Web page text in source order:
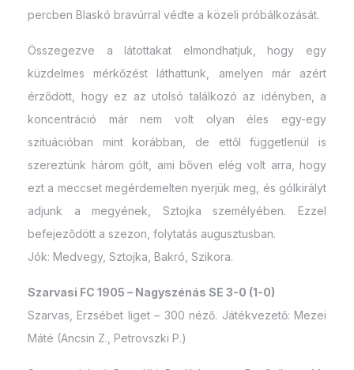
percben Blaskó bravúrral védte a közeli próbálkozását.
Összegezve a látottakat elmondhatjuk, hogy egy
küzdelmes mérkőzést láthattunk, amelyen már azért
érződött, hogy ez az utolsó találkozó az idényben, a
koncentráció már nem volt olyan éles egy-egy
szituációban mint korábban, de ettől függetlenül is
szereztünk három gólt, ami bőven elég volt arra, hogy
ezt a meccset megérdemelten nyerjük meg, és gólkirályt
adjunk a megyének, Sztojka személyében. Ezzel
befejeződött a szezon, folytatás augusztusban.
Jók: Medvegy, Sztojka, Bakró, Szikora.
Szarvasi FC 1905 – Nagyszénás SE 3-0 (1-0)
Szarvas, Erzsébet liget – 300 néző. Játékvezető: Mezei
Máté (Ancsin Z., Petrovszki P.)